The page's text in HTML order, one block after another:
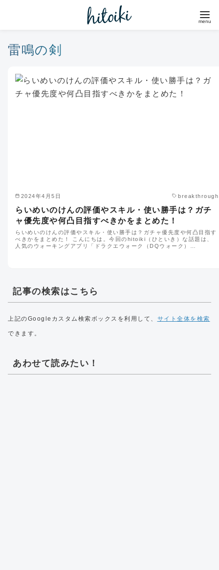
ン雷鳴の剣
2024年4月5日 breakthrough
らいめいのけんの評価やスキル・使い勝手は？ガチ
ャ優先度や何凸目指すべきかをまとめた！
らいめいのけんの評価やスキル・使い勝手は？ガチャ優先度や何凸目指す
べきかをまとめた！ こんにちは。今回のhitoiki（ひといき）な話題は、
人気のウォーキングアプリ「ドラクエウォーク（DQウォーク）…
記事の検索はこちら
上記のGoogleカスタム検索ボックスを利用して、 サイト全体を検索
できます。
あわせて読みたい！